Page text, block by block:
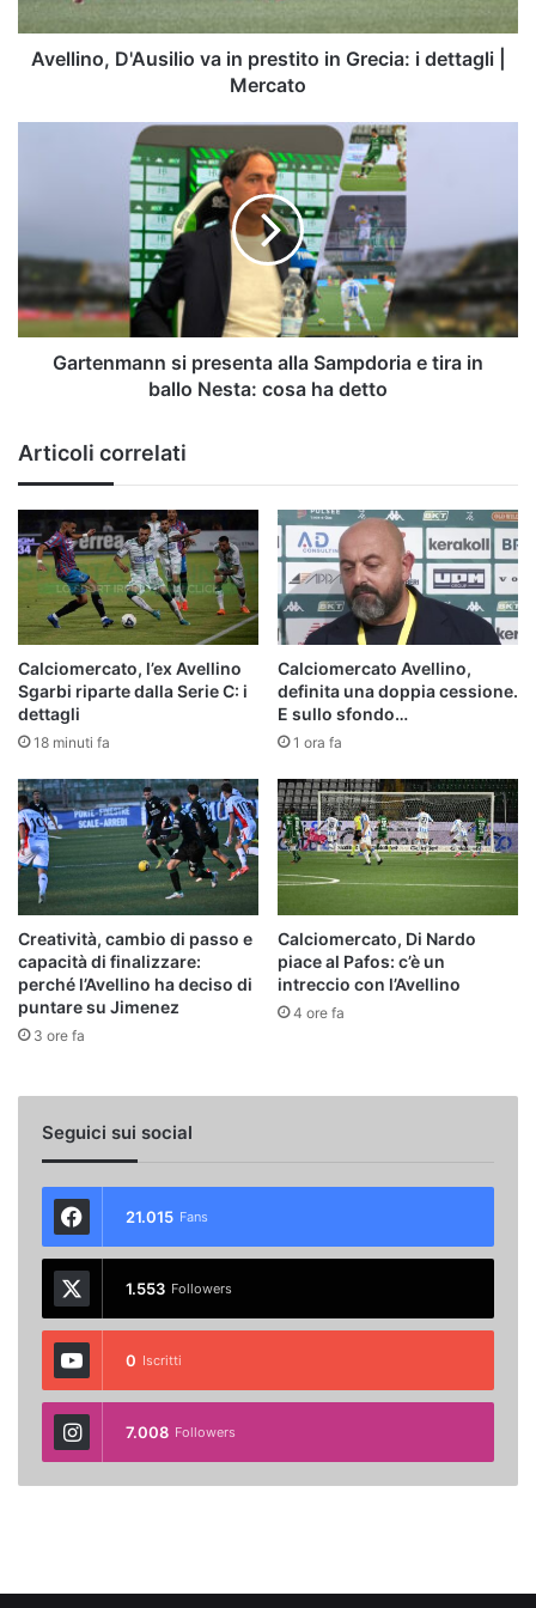
dettagli
Avellino, D'Ausilio va in prestito in Grecia: i dettagli |
Mercato
e
tira
in
ballo
Nesta:Gartenmann si presenta alla Sampdoria e tira in
ballo Nesta: cosa ha detto
Articoli correlati
Calciomercato, l’ex Avellino
Sgarbi riparte dalla Serie C: i
dettagli
18 minuti fa
Calciomercato Avellino,
definita una doppia cessione.
E sullo sfondo…
1 ora fa
Creatività, cambio di passo e
capacità di finalizzare:
perché l’Avellino ha deciso di
puntare su Jimenez
3 ore fa
Calciomercato, Di Nardo
piace al Pafos: c’è un
intreccio con l’Avellino
4 ore fa
Seguici sui social
21.015 Fans
1.553 Followers
0 Iscritti
7.008 Followers